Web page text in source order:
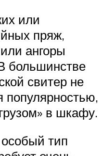
или
пряж,
ангоры
большинстве
свитер не
популярностью,
в шкафу.
тип